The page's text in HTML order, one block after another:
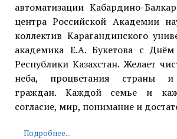
автоматизации Кабардино-
центра Российской Академии
коллектив Карагандинского
академика Е.А. Букетова с Днём
Республики Казахстан. Желает
неба, процветания страны и
граждан. Каждой семье и
согласие, мир, понимание и
Подробнее...